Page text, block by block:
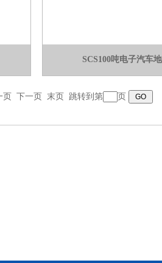
SCS100吨电子汽车
页 下一页 末页 跳转到第 页